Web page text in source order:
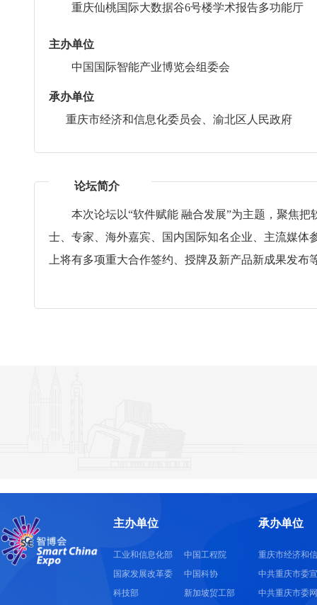
重庆仙桃国际大数据谷6号楼学术报告多功能厅
主办单位
中国国际智能产业博览会组委会
承办单位
重庆市经济和信息化委员会、渝北区人民政府
论坛简介
本次论坛以“软件赋能 融合发展”为主题，聚焦把
士、专家、海外嘉宾、国内国际知名企业、主流媒
上将有多项重大合作签约、授牌及新产品新成果发
主办单位
工业和信息化部
国家发展改革委
科技部
中国工程院
中国科协
新加坡贸工部
承办单位
重庆市经济和
中共重庆市委
中共重庆市委